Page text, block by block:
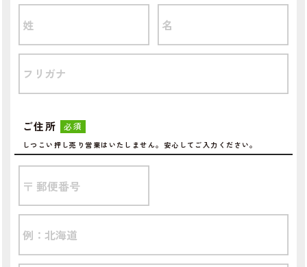
ご住所 必須
しつこい押し売り営業はいたしません。安心してご入力ください。